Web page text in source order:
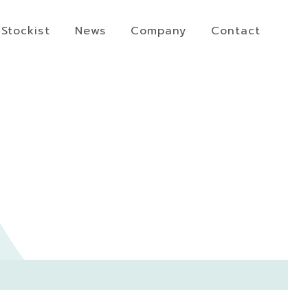
Stockist News Company Contact